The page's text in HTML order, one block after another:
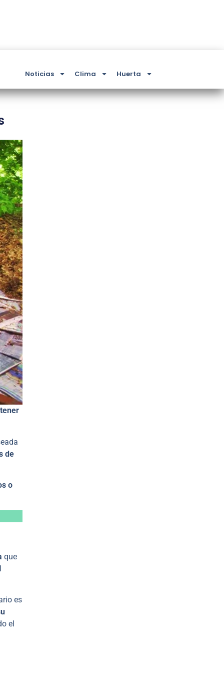
Noticias Clima Huerta
de
o
que
es
el